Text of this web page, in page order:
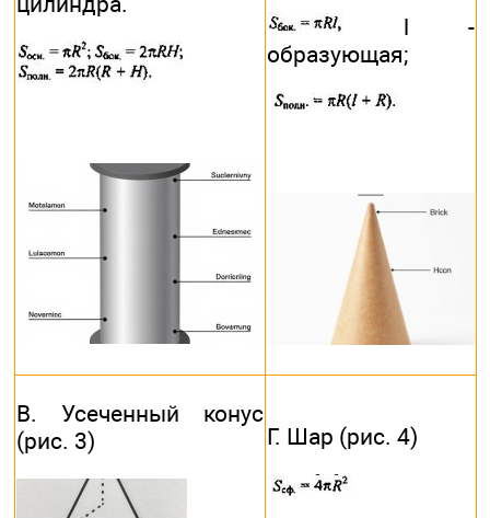
l -
образующая;
В. Усеченный конус
(рис. 3)
Г. Шар (рис. 4)